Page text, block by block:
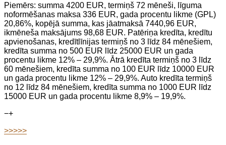
Piemērs: summa 4200 EUR, termiņš 72 mēneši, līguma
noformēšanas maksa 336 EUR, gada procentu likme (GPL)
20,86%, kopējā summa, kas jāatmaksā 7440,96 EUR,
ikmēneša maksājums 98,68 EUR. Patēriņa kredīta, kredītu
apvienošanas, kredītlīnijas termiņš no 3 līdz 84 mēnešiem,
kredīta summa no 500 EUR līdz 25000 EUR un gada
procentu likme 12% – 29,9%. Ātrā kredīta termiņš no 3 līdz
60 mēnešiem, kredīta summa no 100 EUR līdz 10000 EUR
un gada procentu likme 12% – 29,9%. Auto kredīta termiņš
no 12 līdz 84 mēnešiem, kredīta summa no 1000 EUR līdz
15000 EUR un gada procentu likme 8,9% – 19,9%.
−+
>>>>>